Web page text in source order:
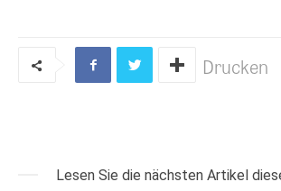
Drucken
Lesen Sie die nächsten Artikel